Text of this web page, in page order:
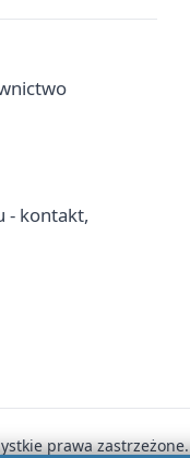
- kontakt,
prawa zastrzeżone.